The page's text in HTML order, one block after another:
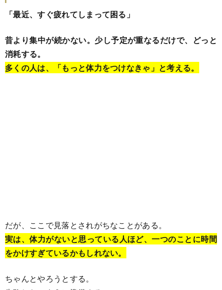
「最近、すぐ疲れてしまって困る」
昔より集中が続かない。少し予定が重なるだけで、どっと
消耗する。
多くの人は、「もっと体力をつけなきゃ」と考える。
だが、ここで見落とされがちなことがある。
実は、体力がないと思っている人ほど、一つのことに時間
をかけすぎているかもしれない。
ちゃんとやろうとする。